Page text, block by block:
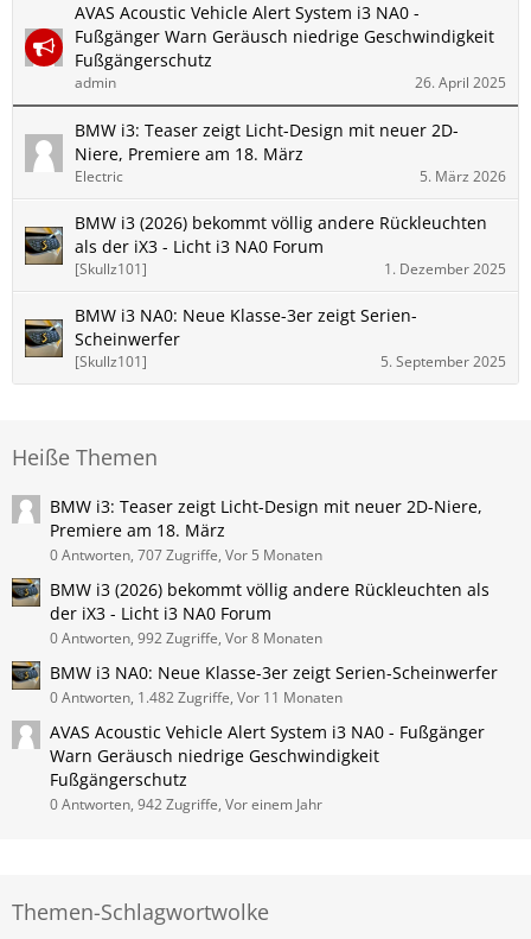
AVAS Acoustic Vehicle Alert System i3 NA0 -
Fußgänger Warn Geräusch niedrige Geschwindigkeit
Fußgängerschutz
admin 26. April 2025
BMW i3: Teaser zeigt Licht-Design mit neuer 2D-
Niere, Premiere am 18. März
Electric 5. März 2026
BMW i3 (2026) bekommt völlig andere Rückleuchten
als der iX3 - Licht i3 NA0 Forum
[Skullz101] 1. Dezember 2025
BMW i3 NA0: Neue Klasse-3er zeigt Serien-
Scheinwerfer
[Skullz101] 5. September 2025
Heiße Themen
BMW i3: Teaser zeigt Licht-Design mit neuer 2D-Niere,
Premiere am 18. März
0 Antworten, 707 Zugriffe, Vor 5 Monaten
BMW i3 (2026) bekommt völlig andere Rückleuchten als
der iX3 - Licht i3 NA0 Forum
0 Antworten, 992 Zugriffe, Vor 8 Monaten
BMW i3 NA0: Neue Klasse-3er zeigt Serien-Scheinwerfer
0 Antworten, 1.482 Zugriffe, Vor 11 Monaten
AVAS Acoustic Vehicle Alert System i3 NA0 - Fußgänger
Warn Geräusch niedrige Geschwindigkeit
Fußgängerschutz
0 Antworten, 942 Zugriffe, Vor einem Jahr
Themen-Schlagwortwolke